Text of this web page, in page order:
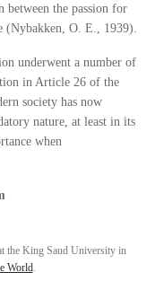
between the passion for
(Nybakken, O. E., 1939).
underwent a number of
in Article 26 of the
society has now
nature, at least in its
when
the King Saud University in
World.